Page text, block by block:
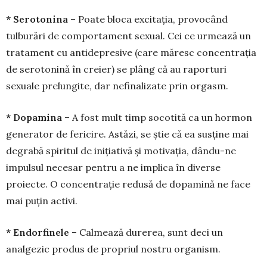
* Serotonina – Poate bloca excitația, provocând
tulburări de comportament sexual. Cei ce urmează un
tratament cu antidepresive (care măresc concentrația
de serotonină în creier) se plâng că au raporturi
sexuale prelungite, dar nefi­nalizate prin orgasm.
* Dopamina – A fost mult timp socotită ca un hormon
generator de fericire. Astăzi, se știe că ea susține mai
degrabă spiritul de inițiativă și motivația, dându-ne
impulsul necesar pentru a ne implica în diverse
proiecte. O concen­tra­ție redusă de dopamină ne face
mai puțin activi.
* Endorfinele – Calmează durerea, sunt deci un
analgezic produs de propriul nostru organism.